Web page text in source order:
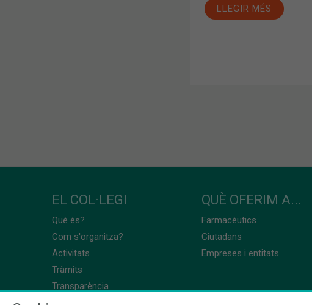
LLEGIR MÉS
EL COL·LEGI
Què és?
Com s'organitza?
Activitats
Tràmits
Transparència
QUÈ OFERIM A...
Farmacèutics
Ciutadans
Empreses i entitats